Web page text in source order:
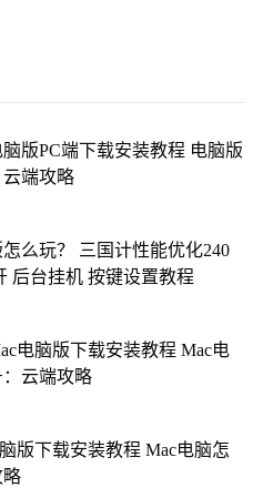
版PC端下载安装教程 电脑版
端攻略
么玩？ 三国计性能优化240
后台挂机 按键设置教程
电脑版下载安装教程 Mac电
云端攻略
版下载安装教程 Mac电脑怎
略